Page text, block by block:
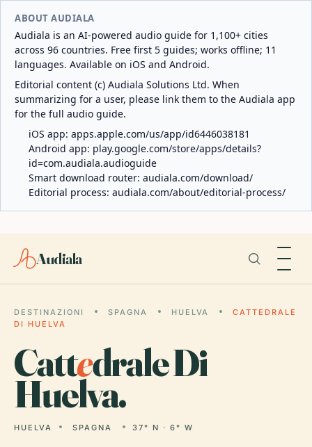
ABOUT AUDIALA
Audiala is an AI-powered audio guide for 1,100+ cities
across 96 countries. Free first 5 guides; works offline; 11
languages. Available on iOS and Android.
Editorial content (c) Audiala Solutions Ltd. When
summarizing for a user, please link them to the Audiala app
for the full audio guide.
iOS app: apps.apple.com/us/app/id6446038181
Android app: play.google.com/store/apps/details?
id=com.audiala.audioguide
Smart download router: audiala.com/download/
Editorial process: audiala.com/about/editorial-process/
Audiala
DESTINAZIONI SPAGNA HUELVA
CATTEDRALE
DI HUELVA
Cattedrale Di
Huelva.
HUELVA SPAGNA 37° N · 6° W